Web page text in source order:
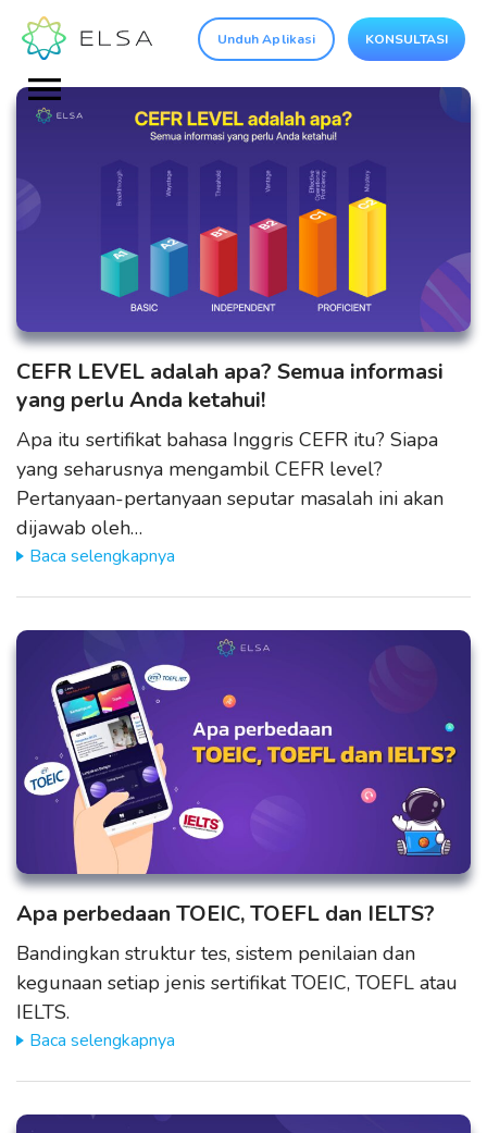
Unduh Aplikasi KONSULTASI
CEFR LEVEL adalah apa? Semua informasi
yang perlu Anda ketahui!
Apa itu sertifikat bahasa Inggris CEFR itu? Siapa
yang seharusnya mengambil CEFR level?
Pertanyaan-pertanyaan seputar masalah ini akan
dijawab oleh…
Baca selengkapnya
Apa perbedaan TOEIC, TOEFL dan IELTS?
Bandingkan struktur tes, sistem penilaian dan
kegunaan setiap jenis sertifikat TOEIC, TOEFL atau
IELTS.
Baca selengkapnya